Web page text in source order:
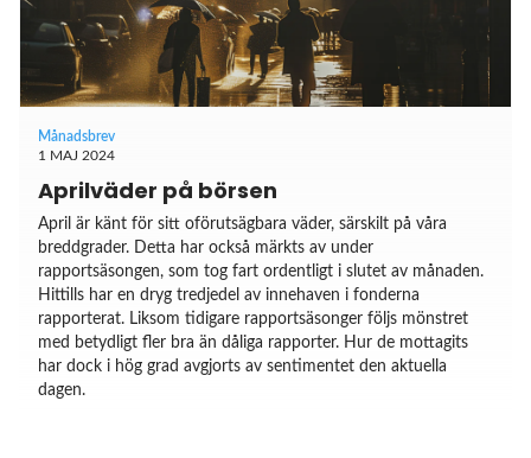
Månadsbrev
1 MAJ 2024
Aprilväder på börsen
April är känt för sitt oförutsägbara väder, särskilt på våra
breddgrader. Detta har också märkts av under
rapportsäsongen, som tog fart ordentligt i slutet av månaden.
Hittills har en dryg tredjedel av innehaven i fonderna
rapporterat. Liksom tidigare rapportsäsonger följs mönstret
med betydligt fler bra än dåliga rapporter. Hur de mottagits
har dock i hög grad avgjorts av sentimentet den aktuella
dagen.